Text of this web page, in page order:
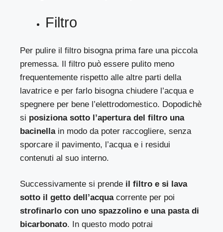
Filtro
Per pulire il filtro bisogna prima fare una piccola
premessa. Il filtro può essere pulito meno
frequentemente rispetto alle altre parti della
lavatrice e per farlo bisogna chiudere l’acqua e
spegnere per bene l’elettrodomestico. Dopodichè
si posiziona sotto l’apertura del filtro una
bacinellain modo da poter raccogliere, senza
sporcare il pavimento, l’acqua e i residui
contenuti al suo interno.
Successivamente si prende il filtro e si lava
sotto il getto dell’acquacorrente per poi
strofinarlo con uno spazzolino e una pasta di
bicarbonato. In questo modo potrai